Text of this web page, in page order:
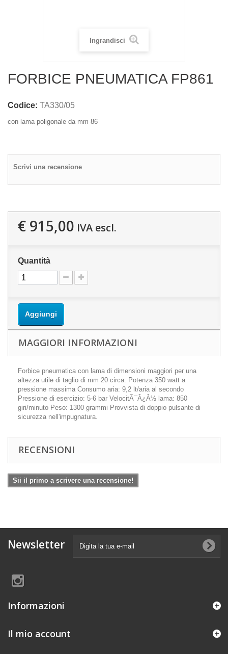
Ingrandisci
FORBICE PNEUMATICA FP861
Codice: TA330/05
con lama poligonale da mm 86
Scrivi una recensione
€ 915,00 IVA escl.
Quantità
Aggiungi
MAGGIORI INFORMAZIONI
Forbice pneumatica con lama di dimensioni maggiori per una
altezza utile di taglio di mm 20 circa. Potenza 350 watt a
pressione massima Consumo aria: 9,2 lt/aria al secondo
Pressione di esercizio: 5-6 bar VelocitÃ¯Â¿Â½ lama: 850
giri/minuto Peso: 1300 grammi Provvista di doppio pulsante di
sicurezza nell'impugnatura.
RECENSIONI
Sii il primo a scrivere una recensione!
Newsletter
Informazioni
Il mio account